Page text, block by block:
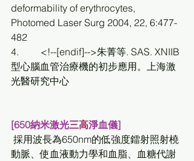
deformability of erythrocytes,
Photomed Laser Surg 2004, 22, 6:477-
482
4.         <!--[endif]-->朱菁等. SAS. XNIIB
型心腦血管治療機的初步應用。上海激
光醫研究中心
[650納米激光三高淨血儀]
採用波長為650nm的低強度鐳射照射橈
動脈、使血液動力學和血脂、血糖代謝